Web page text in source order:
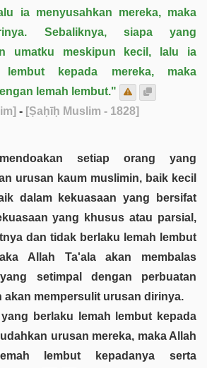
ia menyusahkan mereka, maka
Sebaliknya, siapa yang
umatku meskipun kecil, lalu ia
lembut kepada mereka, maka
lemah lembut."
- [Ṣaḥīḥ Muslim - 1828]
urusan kaum muslimin, baik kecil
dalam kekuasaan yang bersifat
yang khusus atau parsial,
dan tidak berlaku lemah lembut
Allah Ta'ala akan membalas
setimpal dengan perbuatan
akan mempersulit urusan dirinya.
berlaku lemah lembut kepada
urusan mereka, maka Allah
lembut kepadanya serta